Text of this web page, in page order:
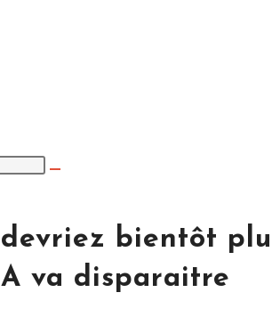
devriez bientôt
va disparaitre